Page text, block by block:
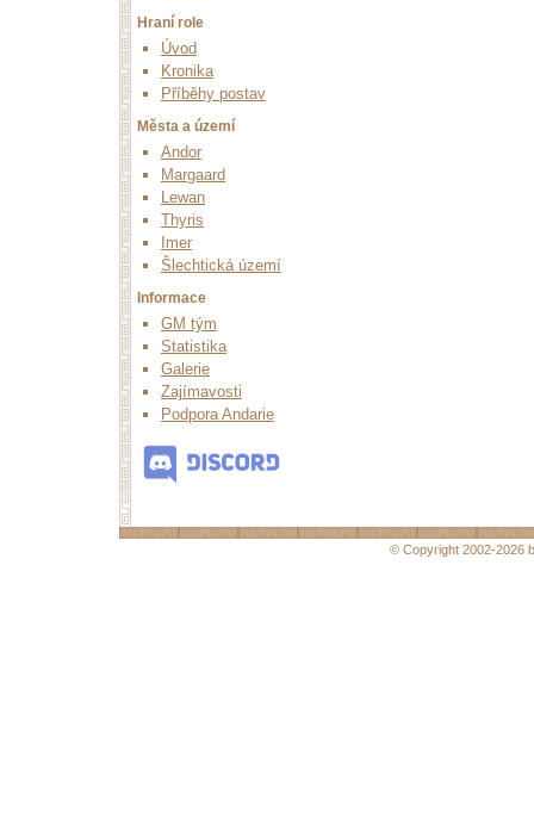
Hraní role
Úvod
Kronika
Příběhy postav
Města a území
Andor
Margaard
Lewan
Thyris
Imer
Šlechtická území
Informace
GM tým
Statistika
Galerie
Zajímavosti
Podpora Andarie
© Copyright 2002-2026